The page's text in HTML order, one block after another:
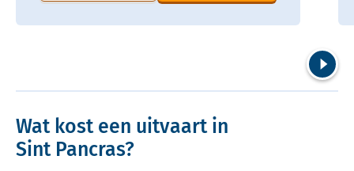
Wat kost een uitvaart in
Sint Pancras?